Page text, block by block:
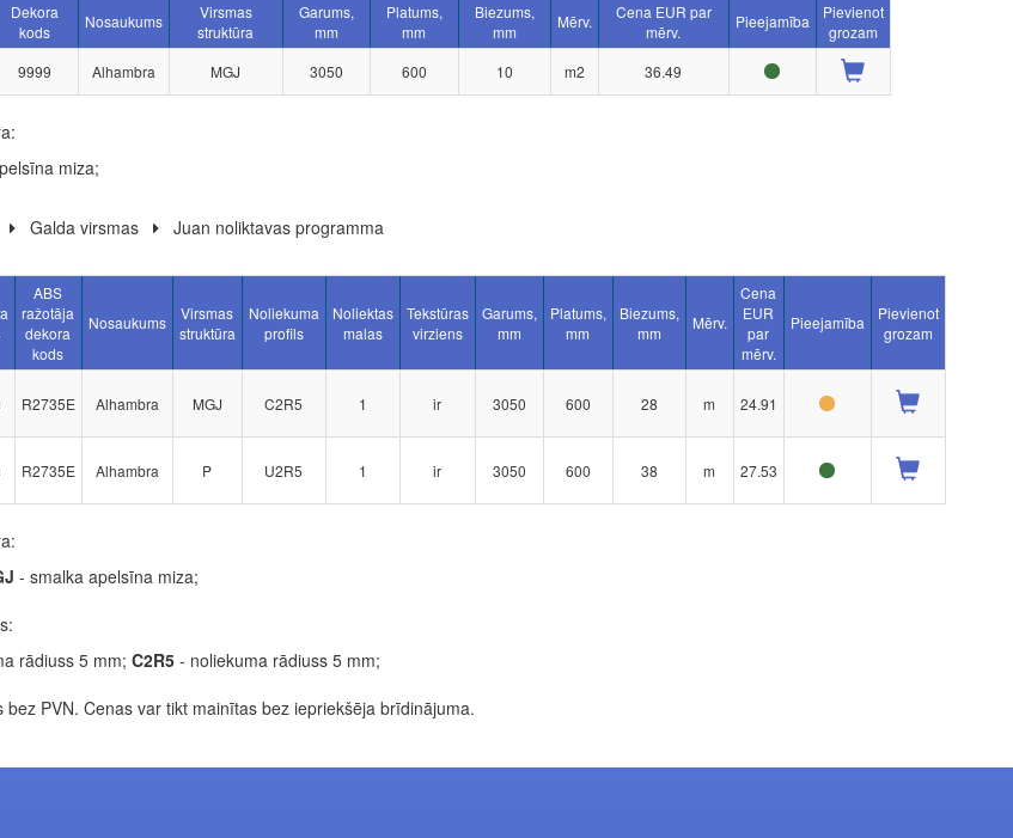
Dekora
kods
Nosaukums
Virsmas
struktūra
Garums,
mm
Platums,
mm
Biezums,
mm
Mērv.
Cena EUR par
mērv.
Pieejamība
Pievienot
grozam
9999 Alhambra MGJ 3050 600 10 m2 36.49
miza;
Galda virsmas Juan noliktavas programma
ABS
ražotāja
dekora
kods
Nosaukums
Virsmas
struktūra
Noliekuma
profils
Noliektas
malas
Tekstūras
virziens
Garums,
mm
Platums,
mm
Biezums,
mm
Mērv.
Cena
EUR
par
mērv.
Pieejamība
Pievienot
grozam
R2735E Alhambra MGJ C2R5 1 ir 3050 600 28 m 24.91
R2735E Alhambra P U2R5 1 ir 3050 600 38 m 27.53
- smalka apelsīna miza;
rādiuss 5 mm; C2R5- noliekuma rādiuss 5 mm;
bez PVN. Cenas var tikt mainītas bez iepriekšēja brīdinājuma.